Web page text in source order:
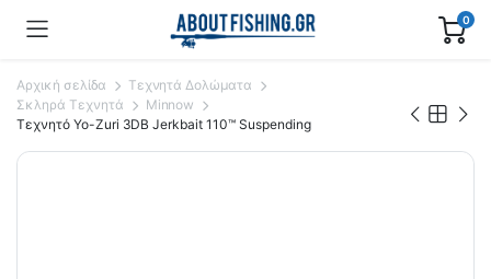
0
Αρχική σελίδα
Τεχνητά Δολώματα
Σκληρά Τεχνητά
Minnow
Τεχνητό Yo-Zuri 3DB Jerkbait 110™ Suspending